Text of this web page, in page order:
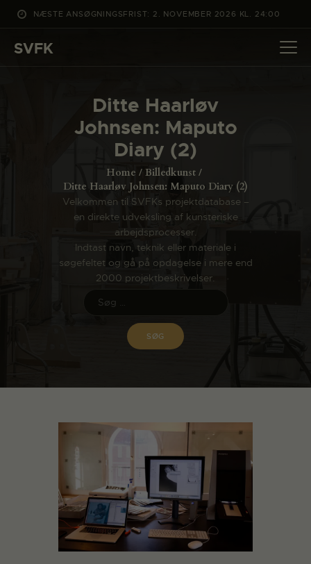
NÆSTE ANSØGNINGSFRIST: 2. NOVEMBER 2026 KL. 24:00
SVFK
Ditte Haarløv
Johnsen: Maputo
Diary (2)
Home
Billedkunst
Ditte Haarløv Johnsen: Maputo Diary (2)
Velkommen til SVFKs projektdatabase –
en direkte udveksling af kunsteriske
arbejdsprocesser.
Indtast navn, teknik eller materiale i
søgefeltet og gå på opdagelse i mere end
2000 projektbeskrivelser.
DET SKER
PROJEKTER
CHANNEL
OM SVFK
ENGLISH